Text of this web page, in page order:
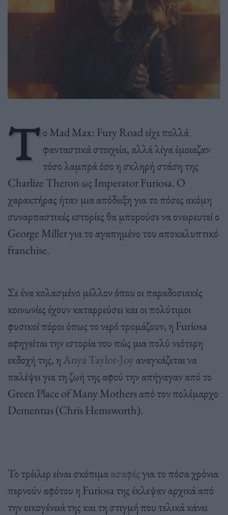
Τ ο Mad Max: Fury Road είχε πολλά
φανταστικά στοιχεία, αλλά λίγα έμοιαζαν
τόσο λαμπρά όσο η σκληρή στάση της
Charlize Theron ως Imperator Furiosa. Ο
χαρακτήρας ήταν μια απόδειξη για το πόσες ακόμη
συναρπαστικές ιστορίες θα μπορούσε να ονειρευτεί ο
George Miller για το αγαπημένο του αποκαλυπτικό
franchise.
Σε ένα κολασμένο μέλλον όπου οι παραδοσιακές
κοινωνίες έχουν καταρρεύσει και οι πολύτιμοι
φυσικοί πόροι όπως το νερό τρομάζουν, η Furiosa
αφηγείται την ιστορία του πώς μια πολύ νεότερη
εκδοχή της, ηAnya Taylor-Joy αναγκάζεται να
παλέψει για τη ζωή της αφού την απήγαγαν από το
Green Place of Many Mothers από τον πολέμαρχο
Dementus (Chris Hemsworth).
Το τρέιλερ είναι σκόπιμαασαφέςγια το πόσα χρόνια
περνούν αφότου η Furiosa της έκλεψαν αρχικά από
την οικογένειά της και τη στιγμή που τελικά κάνει